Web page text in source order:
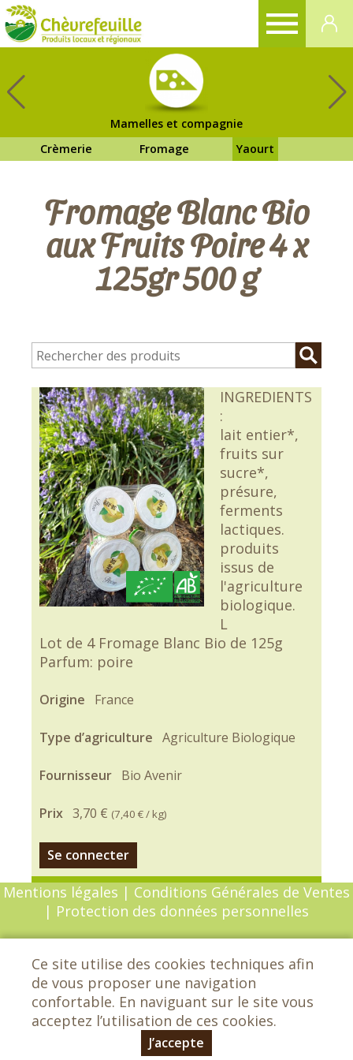
Mamelles et compagnie
Crèmerie
Fromage Yaourt
Fromage Blanc Bio
aux Fruits Poire 4 x
125gr 500 g
INGREDIENTS
:
lait entier*,
fruits sur
sucre*,
présure,
ferments
lactiques.
produits
issus de
l'agriculture
biologique.
L
Lot de 4 Fromage Blanc Bio de 125g
Parfum: poire
Origine France
Type d’agriculture Agriculture Biologique
Fournisseur Bio Avenir
Prix 3,70 € (7,40 €/ kg)
Se connecter
Mentions légales | Conditions Générales de Ventes
| Protection des données personnelles
réservés - Conception :Sarl Dynapse
Chèvrefeuille - Les grands Etrichets -
72650 Saint-Saturnin - 02 43 25 29 42
Ce site utilise des cookies techniques afin
de vous proposer une navigation
confortable. En naviguant sur le site vous
acceptez l’utilisation de ces cookies.
J’accepte